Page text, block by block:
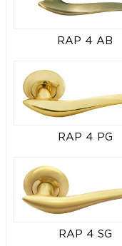
RAP 4 AB
RAP 4 PG
RAP 4 SG